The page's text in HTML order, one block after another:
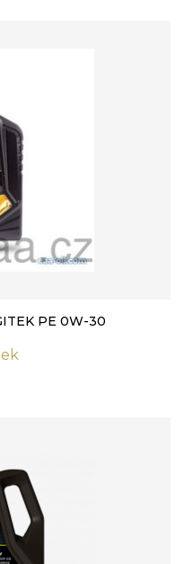
PE 0W-30